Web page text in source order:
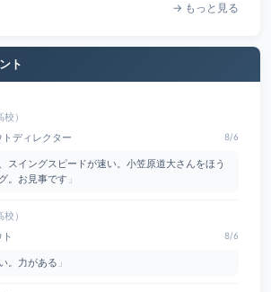
→ もっと見る
ト
）
ディレクター 8/6
スイングスピードが速い。小笠原道大さんをほう
。お見事です 」
）
8/6
。力がある 」